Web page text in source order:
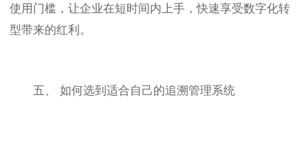
使用门槛，让企业在短时间内上手，快速享受数字化转
型带来的红利。
五、 如何选到适合自己的追溯管理系统